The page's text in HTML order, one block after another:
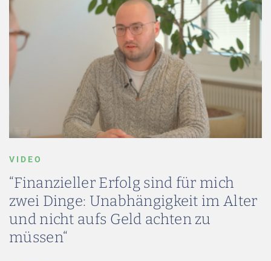
VIDEO
“Finanzieller Erfolg sind für mich
zwei Dinge: Unabhängigkeit im Alter
und nicht aufs Geld achten zu
müssen“